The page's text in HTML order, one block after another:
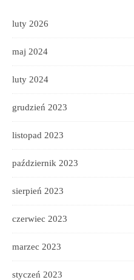
luty 2026
maj 2024
luty 2024
grudzień 2023
listopad 2023
październik 2023
sierpień 2023
czerwiec 2023
marzec 2023
styczeń 2023